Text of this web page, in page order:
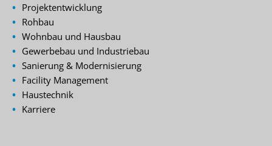
Projektentwicklung
Rohbau
Wohnbau und Hausbau
Gewerbebau und Industriebau
Sanierung & Modernisierung
Facility Management
Haustechnik
Karriere